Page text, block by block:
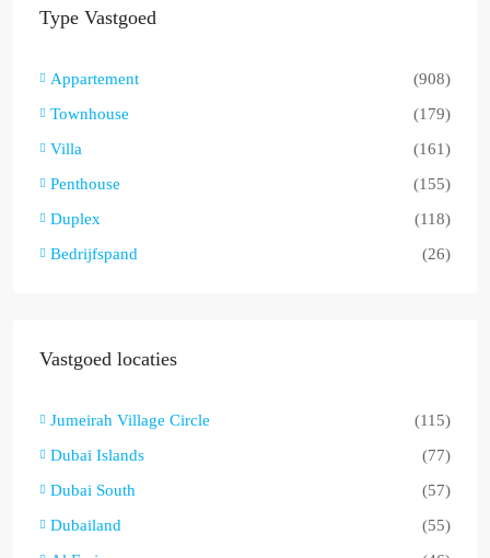
Type Vastgoed
Appartement
(908)
Townhouse
(179)
Villa
(161)
Penthouse
(155)
Duplex
(118)
Bedrijfspand
(26)
Vastgoed locaties
Jumeirah Village Circle
(115)
Dubai Islands
(77)
Dubai South
(57)
Dubailand
(55)